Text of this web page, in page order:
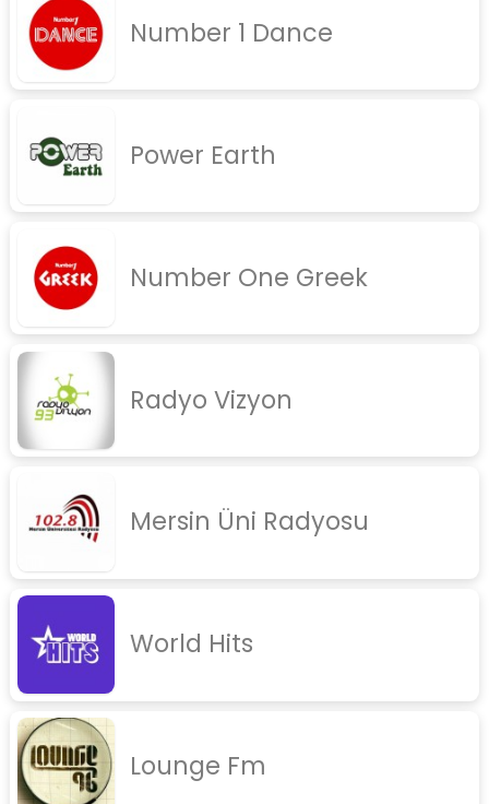
Number 1 Dance
Power Earth
Number One Greek
Radyo Vizyon
Mersin Üni Radyosu
World Hits
Lounge Fm